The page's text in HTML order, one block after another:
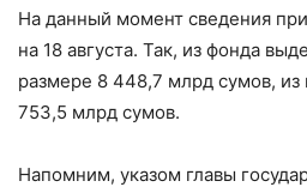
На данный момент сведения
на 18 августа. Так, из фонда
размере 8 448,7 млрд сумов,
753,5 млрд сумов.
Напомним, указом главы